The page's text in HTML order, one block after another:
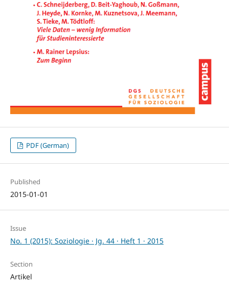
PDF (German)
Published
2015-01-01
Issue
No. 1 (2015): Soziologie · Jg. 44 · Heft 1 · 2015
Section
Artikel